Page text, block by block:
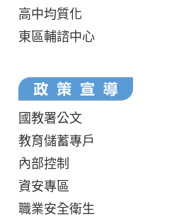
高中均質化
東區輔諮中心
國教署公文
教育儲蓄專戶
內部控制
資安專區
職業安全衛生